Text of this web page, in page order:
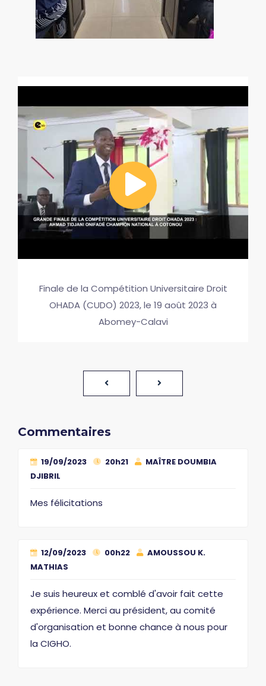
Finale de la Compétition Universitaire Droit
OHADA (CUDO) 2023, le 19 août 2023 à
Abomey-Calavi
Commentaires
19/09/2023 20h21
MAÎTRE DOUMBIA
DJIBRIL
Mes félicitations
12/09/2023 00h22
AMOUSSOU K.
MATHIAS
Je suis heureux et comblé d'avoir fait cette
expérience. Merci au président, au comité
d'organisation et bonne chance à nous pour
la CIGHO.